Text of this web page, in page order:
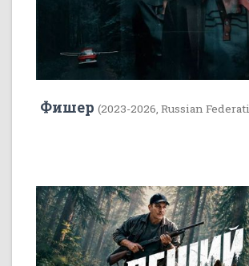
Фишер (2023-2026, Russian